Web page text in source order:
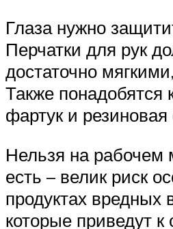
Глаза нужно
Перчатки для рук
достаточно
Также понадобятся
фартук и резиновая
Нельзя на рабочем
есть – велик риск
продуктах вредных
которые приведут